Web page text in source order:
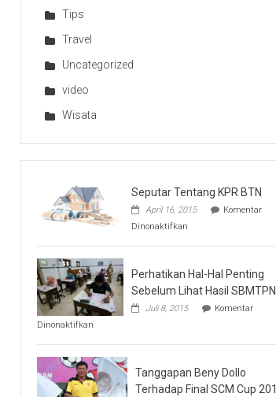
Tips
Travel
Uncategorized
video
Wisata
Seputar Tentang KPR BTN
April 16, 2015
Komentar
Dinonaktifkan
Tentang
BTN
Perhatikan Hal-Hal Penting
Sebelum Lihat Hasil SBMTPN
Juli 8, 2015
Komentar
Dinonaktifkan
Hal-
Hal
Penting
Sebelum
Tanggapan Beny Dollo
Terhadap Final SCM Cup